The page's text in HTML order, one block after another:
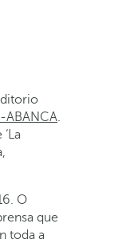
ABANCA.
O
que
toda a